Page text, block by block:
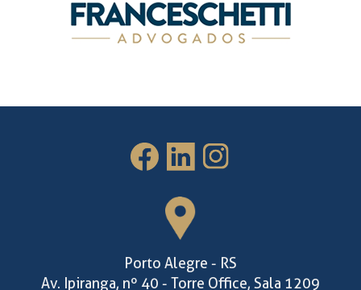
Porto Alegre - RS
Av. Ipiranga, nº 40 - Torre Office, Sala 1209